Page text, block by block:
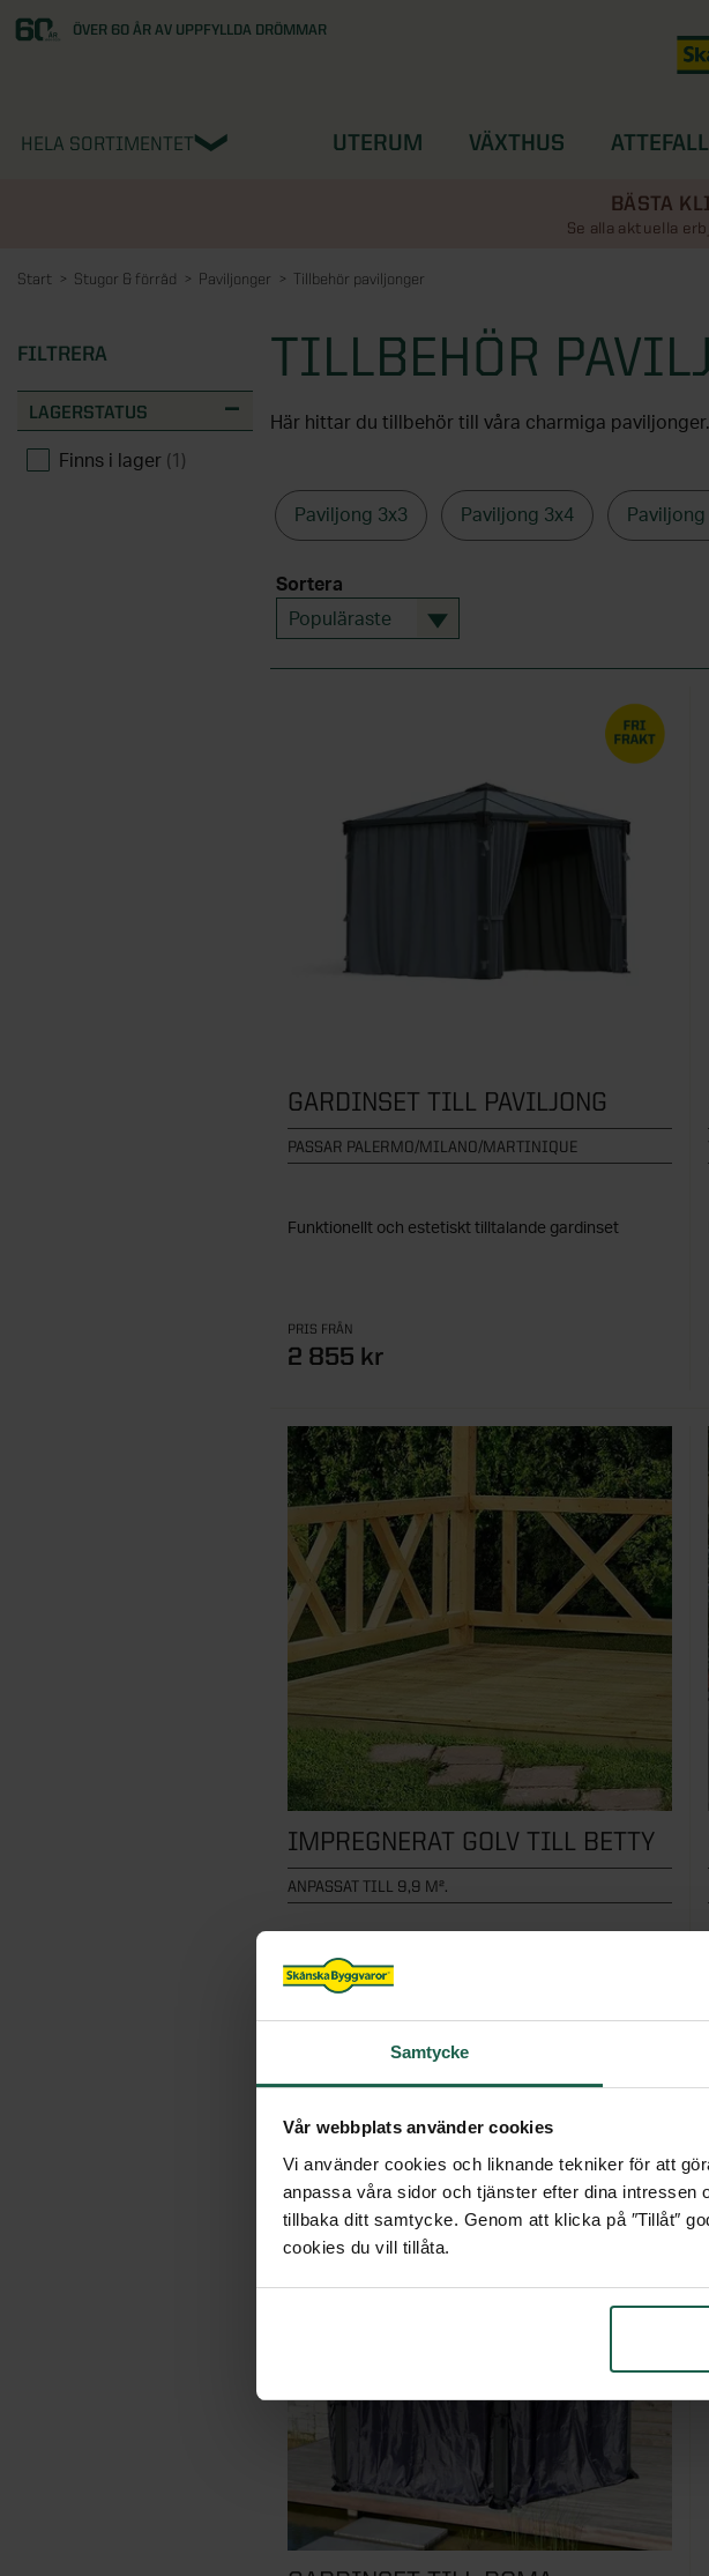
Samtycke
Vår webbplats använder cookies
Vi använder cookies och liknande tekniker för att
anpassa våra sidor och tjänster efter dina intressen
tillbaka ditt samtycke. Genom att klicka på ″Tillåt″
cookies du vill tillåta.
ÖVER 60 ÅR AV UPPFYLLDA DRÖMMAR
HELA SORTIMENTET UTERUM VÄXTHUS
BÄSTA
Se alla aktuella
Start Stugor & förråd Paviljonger Tillbehör paviljonger
FILTRERA
LAGERSTATUS
Finns i lager (1)
TILLBEHÖR
Välj tillval som passar fint ihop med ditt hus och
välja till takpapp eller takschingel, där det
snyggt väggelement i glas. Det levereras i
bruksanvisning som finns att ladda ner på hemsidan.
PRISVÄRDA PRODUKTER FRÅN
Välkommen till Skånska Byggvaror och till vår
dina byggprojekt. Vi tycker att pris och kvalitet är
Paviljong 3x3 Paviljong 3x4 Paviljong
Sortera
Populäraste
GARDINSET TILL PAVILJONG
PASSAR PALERMO/MILANO/MARTINIQUE
Funktionellt och estetiskt tilltalande gardinset
PRIS FRÅN
2 855 kr
IMPREGNERAT GOLV TILL BETTY
ANPASSAT TILL 9,9 M².
Impregnerat golv till paviljongen Betty 9,9 m².
9 995 kr